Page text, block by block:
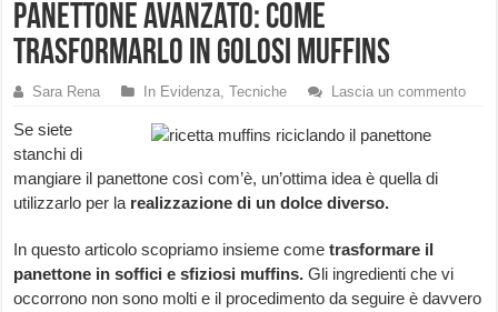
Panettone avanzato: come
trasformarlo in golosi muffins
Sara Rena In Evidenza,Tecniche Lascia un commento
Se siete
stanchi di
mangiare il panettone così com’è, un’ottima idea è quella di
utilizzarlo per la realizzazione di un dolce diverso.
In questo articolo scopriamo insieme cometrasformare il
panettone in soffici e sfiziosi muffins. Gli ingredienti che vi
occorrono non sono molti e il procedimento da seguire è davvero